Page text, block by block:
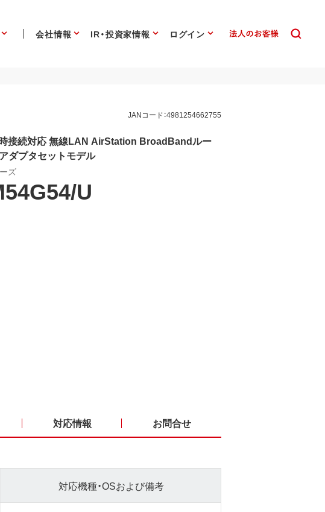
会社情報 IR・投資家情報 ログイン
JANコード：4981254662755
接続対応 無線LAN AirStation BroadBandルー
ダプタセットモデル
ズ
U
対応情報 お問合せ
対応機種・OSおよび備考